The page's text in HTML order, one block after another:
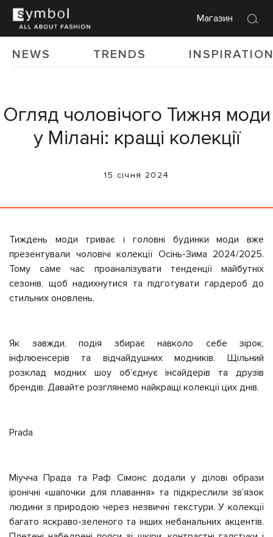
Магазин
NEWS TRENDS
Огляд чоловічого Тижня моди
у Мілані: кращі колекції
15 січня 2024
Тиждень моди триває і головні будинки моди вже
презентували чоловічі колекції Осінь-Зима 2024/2025.
Тому саме час проаналізувати тенденції майбутніх
сезонів, щоб надихнутися та підготувати гардероб до
стильних оновлень.
Як завжди, подія збирає навколо себе зірок,
інфлюенсерів та відчайдушних модників. Щільний
розклад модних шоу обʼєднує інсайдерів та друзів
брендів. Давайте розглянемо найкращі колекції цих днів.
Prada
Міучча Прада та Раф Сімонс додали у ділові образи
іронічні «шапочки для плавання» та підкреслили звʼязок
людини з природою через незвичні текстури. У колекції
багато яскраво-зеленого та інших небанальних акцентів.